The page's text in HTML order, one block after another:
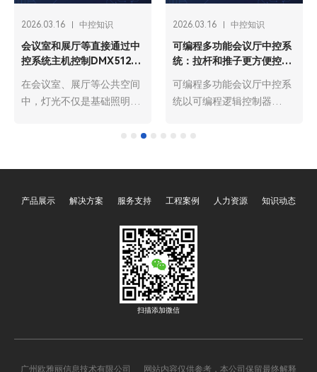
2026.03.16 中控知识
会议室和展厅等直接通过中
控系统主机控制DMX512灯
在会议室、展厅等公共空间
中，灯光不仅是基础照明工
与公共空间的主流选择，凭
效果呈现，成为提升空间质
主机直接控制DMX512灯
光，相较于传统独立控制模
式，能大幅简化操作流程、
提升管控效率、优化使用体
验，成为现代会议室与展厅
便捷性体现在操作、管理、
2026.03.16 中控知识
可编程多功能会议厅中控系
统：拉杆和推子更方便控制
可编程多功能会议厅中控系
统以可编程逻辑控制器
活编程，实现多设备的集中
于政企单位、高校、会展中
系统相比，其核心优势在
于“可编程性”，可根据不同
会议场景定制控制逻辑，而
拉杆与推子的加入，进一步
优化了人机交互体验，让非
光、音量的精细调控，无需
产品展示 解决方案 服务支持 工程案例 人力资源 知识动态
扫描添加微信
广州欧雅丽信息技术有限公司 网站内容仅供参考，本公司保留最终解释